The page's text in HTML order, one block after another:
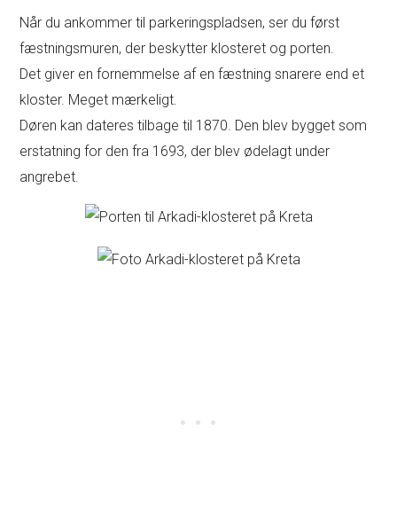
Når du ankommer til parkeringspladsen, ser du først
fæstningsmuren, der beskytter klosteret og porten.
Det giver en fornemmelse af en fæstning snarere end et
kloster. Meget mærkeligt.
Døren kan dateres tilbage til 1870. Den blev bygget som
erstatning for den fra 1693, der blev ødelagt under
angrebet.